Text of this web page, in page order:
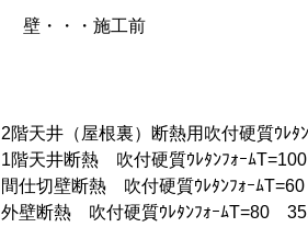
壁・・・施工前
2階天井（屋根裏）断熱用吹付硬質ｳ
1階天井断熱 吹付硬質ｳﾚﾀﾝﾌｫｰﾑ
間仕切壁断熱 吹付硬質ｳﾚﾀﾝﾌｫｰﾑ
外壁断熱 吹付硬質ｳﾚﾀﾝﾌｫｰﾑT=80